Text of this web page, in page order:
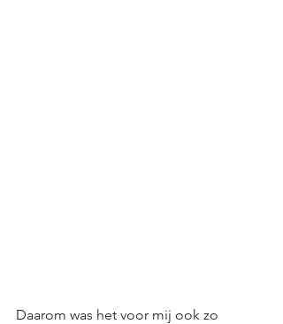
Daarom was het voor mij ook zo